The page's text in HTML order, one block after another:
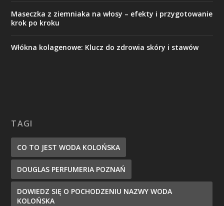
Maseczka z ziemniaka na włosy – efekty i przygotowanie
krok po kroku
Włókna kolagenowe: Klucz do zdrowia skóry i stawów
TAGI
CO TO JEST WODA KOLOŃSKA
DOUGLAS PERFUMERIA POZNAŃ
DOWIEDZ SIĘ O POCHODZENIU NAZWY WODA
KOLOŃSKA